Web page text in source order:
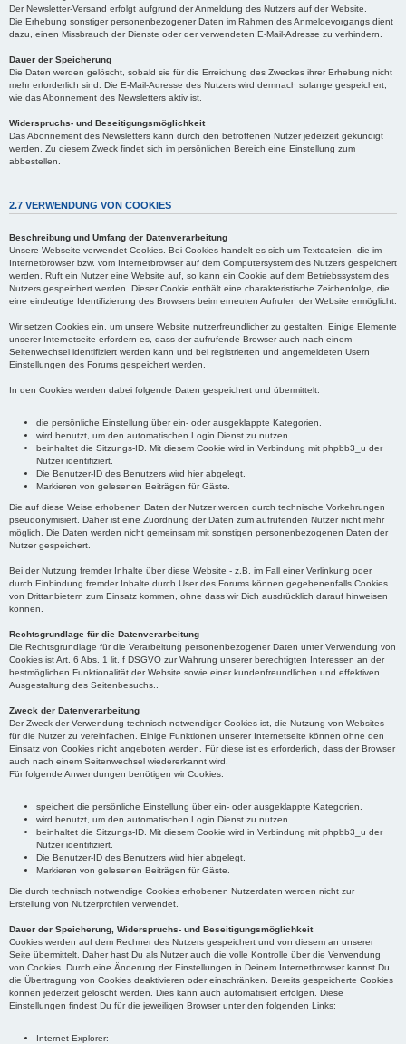
Der Newsletter-Versand erfolgt aufgrund der Anmeldung des Nutzers auf der Website.
Die Erhebung sonstiger personenbezogener Daten im Rahmen des Anmeldevorgangs dient
dazu, einen Missbrauch der Dienste oder der verwendeten E-Mail-Adresse zu verhindern.
Dauer der Speicherung
Die Daten werden gelöscht, sobald sie für die Erreichung des Zweckes ihrer Erhebung nicht
mehr erforderlich sind. Die E-Mail-Adresse des Nutzers wird demnach solange gespeichert,
wie das Abonnement des Newsletters aktiv ist.
Widerspruchs- und Beseitigungsmöglichkeit
Das Abonnement des Newsletters kann durch den betroffenen Nutzer jederzeit gekündigt
werden. Zu diesem Zweck findet sich im persönlichen Bereich eine Einstellung zum
abbestellen.
2.7 VERWENDUNG VON COOKIES
Beschreibung und Umfang der Datenverarbeitung
Unsere Webseite verwendet Cookies. Bei Cookies handelt es sich um Textdateien, die im
Internetbrowser bzw. vom Internetbrowser auf dem Computersystem des Nutzers gespeichert
werden. Ruft ein Nutzer eine Website auf, so kann ein Cookie auf dem Betriebssystem des
Nutzers gespeichert werden. Dieser Cookie enthält eine charakteristische Zeichenfolge, die
eine eindeutige Identifizierung des Browsers beim erneuten Aufrufen der Website ermöglicht.
Wir setzen Cookies ein, um unsere Website nutzerfreundlicher zu gestalten. Einige Elemente
unserer Internetseite erfordern es, dass der aufrufende Browser auch nach einem
Seitenwechsel identifiziert werden kann und bei registrierten und angemeldeten Usern
Einstellungen des Forums gespeichert werden.
In den Cookies werden dabei folgende Daten gespeichert und übermittelt:
die persönliche Einstellung über ein- oder ausgeklappte Kategorien.
wird benutzt, um den automatischen Login Dienst zu nutzen.
beinhaltet die Sitzungs-ID. Mit diesem Cookie wird in Verbindung mit phpbb3_u der
Nutzer identifiziert.
Die Benutzer-ID des Benutzers wird hier abgelegt.
Markieren von gelesenen Beiträgen für Gäste.
Die auf diese Weise erhobenen Daten der Nutzer werden durch technische Vorkehrungen
pseudonymisiert. Daher ist eine Zuordnung der Daten zum aufrufenden Nutzer nicht mehr
möglich. Die Daten werden nicht gemeinsam mit sonstigen personenbezogenen Daten der
Nutzer gespeichert.
Bei der Nutzung fremder Inhalte über diese Website - z.B. im Fall einer Verlinkung oder
durch Einbindung fremder Inhalte durch User des Forums können gegebenenfalls Cookies
von Drittanbietern zum Einsatz kommen, ohne dass wir Dich ausdrücklich darauf hinweisen
können.
Rechtsgrundlage für die Datenverarbeitung
Die Rechtsgrundlage für die Verarbeitung personenbezogener Daten unter Verwendung von
Cookies ist Art. 6 Abs. 1 lit. f DSGVO zur Wahrung unserer berechtigten Interessen an der
bestmöglichen Funktionalität der Website sowie einer kundenfreundlichen und effektiven
Ausgestaltung des Seitenbesuchs..
Zweck der Datenverarbeitung
Der Zweck der Verwendung technisch notwendiger Cookies ist, die Nutzung von Websites
für die Nutzer zu vereinfachen. Einige Funktionen unserer Internetseite können ohne den
Einsatz von Cookies nicht angeboten werden. Für diese ist es erforderlich, dass der Browser
auch nach einem Seitenwechsel wiedererkannt wird.
Für folgende Anwendungen benötigen wir Cookies:
speichert die persönliche Einstellung über ein- oder ausgeklappte Kategorien.
wird benutzt, um den automatischen Login Dienst zu nutzen.
beinhaltet die Sitzungs-ID. Mit diesem Cookie wird in Verbindung mit phpbb3_u der
Nutzer identifiziert.
Die Benutzer-ID des Benutzers wird hier abgelegt.
Markieren von gelesenen Beiträgen für Gäste.
Die durch technisch notwendige Cookies erhobenen Nutzerdaten werden nicht zur
Erstellung von Nutzerprofilen verwendet.
Dauer der Speicherung, Widerspruchs- und Beseitigungsmöglichkeit
Cookies werden auf dem Rechner des Nutzers gespeichert und von diesem an unserer
Seite übermittelt. Daher hast Du als Nutzer auch die volle Kontrolle über die Verwendung
von Cookies. Durch eine Änderung der Einstellungen in Deinem Internetbrowser kannst Du
die Übertragung von Cookies deaktivieren oder einschränken. Bereits gespeicherte Cookies
können jederzeit gelöscht werden. Dies kann auch automatisiert erfolgen. Diese
Einstellungen findest Du für die jeweiligen Browser unter den folgenden Links:
Internet Explorer: